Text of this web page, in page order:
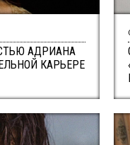
АДРИАНА
КАРЬЕРЕ